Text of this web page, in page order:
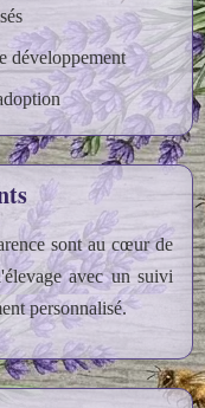
développement
sont au cœur de
avec un suivi
personnalisé.